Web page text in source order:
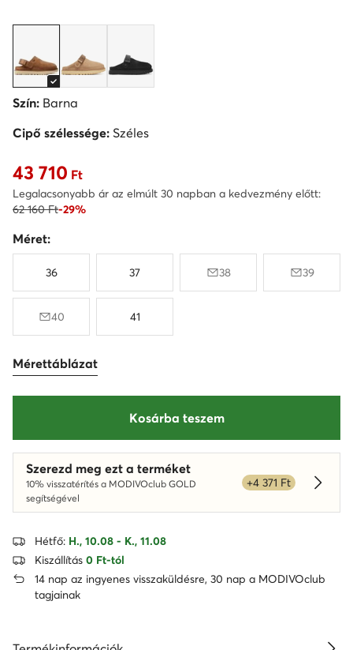
Szín: Barna
Cipő szélessége: Széles
Aktuális ár 43 710 Ft
43 710 Ft
Legalacsonyabb ár az elmúlt 30 napban a kedvezmény előtt:
62 160 Ft-29%
Méret:
36 37 38 39
40 41
Mérettáblázat
Kosárba teszem
Szerezd meg ezt a terméket
10% visszatérítés a MODIVOclub GOLD
segítségével
+4 371 Ft
Hétfő: H., 10.08 - K., 11.08
Kiszállítás 0 Ft-tól
14 nap az ingyenes visszaküldésre, 30 nap a MODIVOclub
tagjainak